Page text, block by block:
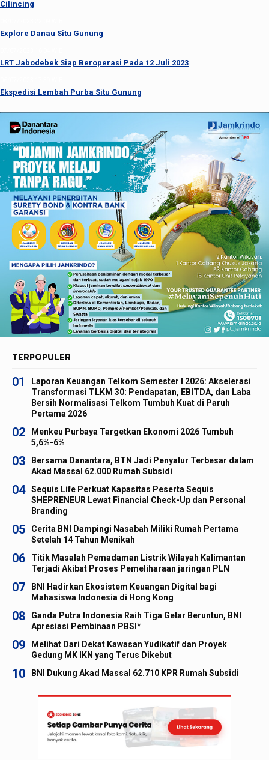
Cilincing
Explore Danau Situ Gunung
LRT Jabodebek Siap Beroperasi Pada 12 Juli 2023
Ekspedisi Lembah Purba Situ Gunung
TERPOPULER
01
Laporan Keuangan Telkom Semester I 2026: Akselerasi
Transformasi TLKM 30: Pendapatan, EBITDA, dan Laba
Bersih Normalisasi Telkom Tumbuh Kuat di Paruh
Pertama 2026
02
Menkeu Purbaya Targetkan Ekonomi 2026 Tumbuh
5,6%-6%
03
Bersama Danantara, BTN Jadi Penyalur Terbesar dalam
Akad Massal 62.000 Rumah Subsidi
04
Sequis Life Perkuat Kapasitas Peserta Sequis
SHEPRENEUR Lewat Financial Check-Up dan Personal
Branding
05
Cerita BNI Dampingi Nasabah Miliki Rumah Pertama
Setelah 14 Tahun Menikah
06
Titik Masalah Pemadaman Listrik Wilayah Kalimantan
Terjadi Akibat Proses Pemeliharaan jaringan PLN
07
BNI Hadirkan Ekosistem Keuangan Digital bagi
Mahasiswa Indonesia di Hong Kong
08
Ganda Putra Indonesia Raih Tiga Gelar Beruntun, BNI
Apresiasi Pembinaan PBSI*
09
Melihat Dari Dekat Kawasan Yudikatif dan Proyek
Gedung MK IKN yang Terus Dikebut
10 BNI Dukung Akad Massal 62.710 KPR Rumah Subsidi